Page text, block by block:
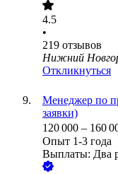
4.5
•
219 отзывов
Нижний
Откликнуться
Менеджер по
заявки)
120 000 – 160
Опыт 1-3 года
Выплаты: Два